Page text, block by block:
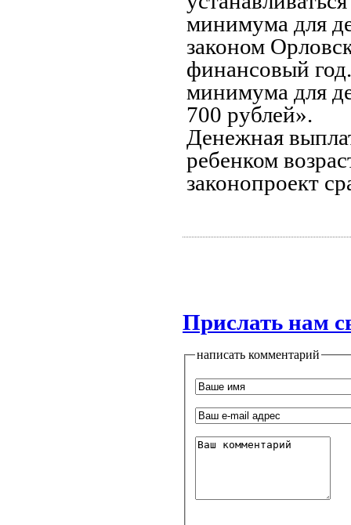
минимума для
законом
финансовый
минимума для
700 рублей».
Денежная
ребенком
законопроект
Прислать нам
написать комментарий